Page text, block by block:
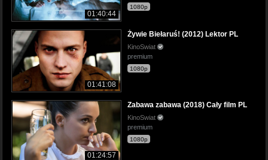
01:40:44
1080p
01:41:08
Żywie Biełaruś! (2012) Lektor PL
KinoSwiat
premium
1080p
01:24:57
Zabawa zabawa (2018) Cały film PL
KinoSwiat
premium
1080p